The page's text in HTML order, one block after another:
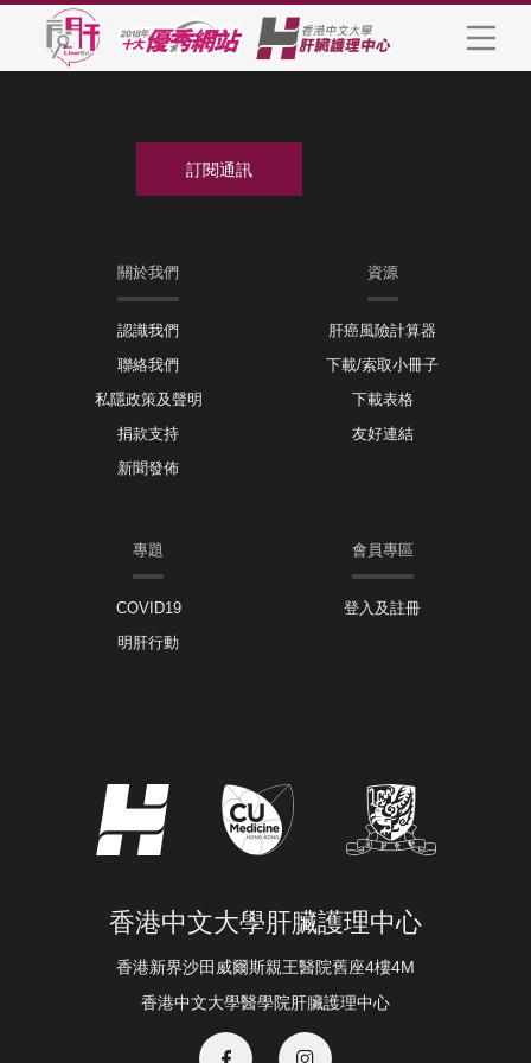
關於我們
認識我們
聯絡我們
私隱政策及聲明
捐款支持
新聞發佈
資源
肝癌風險計算器
下載/索取小冊子
下載表格
友好連結
專題
COVID19
明肝行動
會員專區
登入及註冊
香港中文大學肝臟護理中心
香港新界沙田威爾斯親王醫院舊座4樓4M
香港中文大學醫學院肝臟護理中心